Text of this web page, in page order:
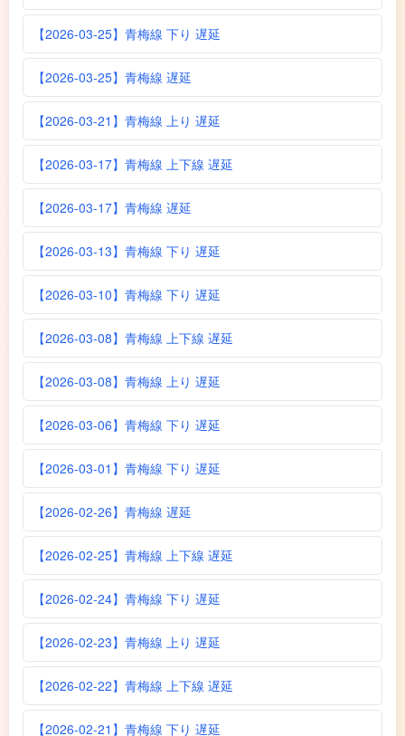
【2026-03-25】青梅線 下り 遅延
【2026-03-25】青梅線 遅延
【2026-03-21】青梅線 上り 遅延
【2026-03-17】青梅線 上下線 遅延
【2026-03-17】青梅線 遅延
【2026-03-13】青梅線 下り 遅延
【2026-03-10】青梅線 下り 遅延
【2026-03-08】青梅線 上下線 遅延
【2026-03-08】青梅線 上り 遅延
【2026-03-06】青梅線 下り 遅延
【2026-03-01】青梅線 下り 遅延
【2026-02-26】青梅線 遅延
【2026-02-25】青梅線 上下線 遅延
【2026-02-24】青梅線 下り 遅延
【2026-02-23】青梅線 上り 遅延
【2026-02-22】青梅線 上下線 遅延
【2026-02-21】青梅線 下り 遅延